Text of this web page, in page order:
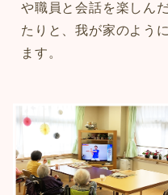
や職員と会話を楽しん
たりと、我が家のよう
ます。